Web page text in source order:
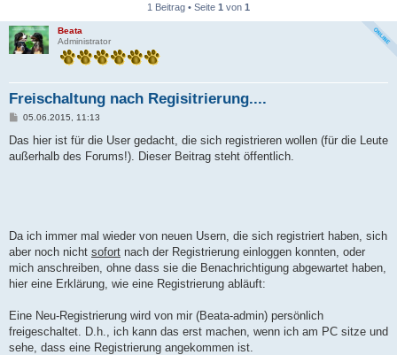
1 Beitrag • Seite 1 von 1
Beata
Administrator
Freischaltung nach Regisitrierung....
B
i
r
05.06.2015, 11:13
Das hier ist für die User gedacht, die sich registrieren wollen (für die Leute
außerhalb des Forums!). Dieser Beitrag steht öffentlich.
Da ich immer mal wieder von neuen Usern, die sich registriert haben, sich
aber noch nicht sofort nach der Registrierung einloggen konnten, oder
mich anschreiben, ohne dass sie die Benachrichtigung abgewartet haben,
hier eine Erklärung, wie eine Registrierung abläuft:
Eine Neu-Registrierung wird von mir (Beata-admin) persönlich
freigeschaltet. D.h., ich kann das erst machen, wenn ich am PC sitze und
sehe, dass eine Registrierung angekommen ist.